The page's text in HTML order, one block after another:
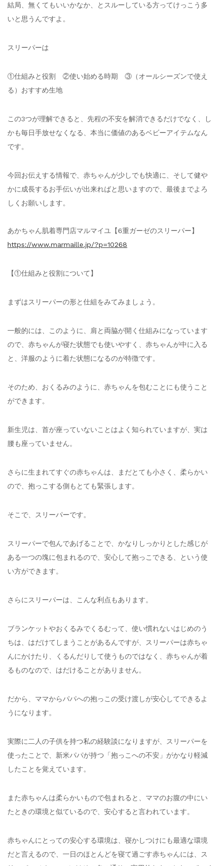
結局、無くてもいいかなか、とスルーしている方ってけっこう多
いと思うんですよ。
スリーパーは
①仕組みと役割 ②使い始める時期 ③（オールシーズンで使え
る）おすすめ生地
この3つが理解できると、先程の不安を解消できるだけでなく、し
かも毎日手放せなくなる、本当に価値のあるベビーアイテムなん
です。
今回お伝えする情報で、赤ちゃんが少しでも快適に、そして健や
かに成長するお手伝いが出来ればと思いますので、最後までよろ
しくお願いします。
あかちゃん肌着専門店マルマイユ【6重ガーゼのスリーパー】
https://www.marmaille.jp/?p=10268
【①仕組みと役割について】
まずはスリーパーの形と仕組をみてみましょう。
一般的には、このように、肩と両脇が開く仕組みになっています
ので、赤ちゃんが寝た状態でも使いやすく、赤ちゃんが中に入る
と、洋服のように着た状態になるのが特徴です。
そのため、おくるみのように、赤ちゃんを包むことにも使うこと
ができます。
新生児は、首が座っていないことはよく知られていますが、実は
腰も座っていません。
さらに生まれてすぐの赤ちゃんは、まだとても小さく、柔らかい
ので、抱っこする側もとても緊張します。
そこで、スリーパーです。
スリーパーで包んであげることで、かなりしっかりとした感じが
ある一つの塊に包まれるので、安心して抱っこできる、という使
い方ができます。
さらにスリーパーは、こんな利点もあります。
ブランケットやおくるみでくるむって、使い慣れないはじめのう
ちは、はだけてしまうことがあるんですが、スリーパーは赤ちゃ
んにかけたり、くるんだりして使うものではなく、赤ちゃんが着
るものなので、はだけることがありません。
だから、ママからパパへの抱っこの受け渡しが安心してできるよ
うになります。
実際に二人の子供を持つ私の経験談になりますが、スリーパーを
使ったことで、新米パパが持つ「抱っこへの不安」がかなり軽減
したことを覚えています。
また赤ちゃんは柔らかいもので包まれると、ママのお腹の中にい
たときの環境と似ているので、安心すると言われています。
赤ちゃんにとっての安心する環境は、寝かしつけにも最適な環境
だと言えるので、一日のほとんどを寝て過ごす赤ちゃんには、ス